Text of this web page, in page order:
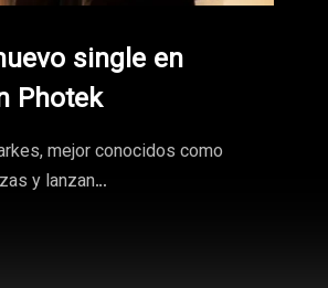
single en
Photek
mejor conocidos como
y lanzan…